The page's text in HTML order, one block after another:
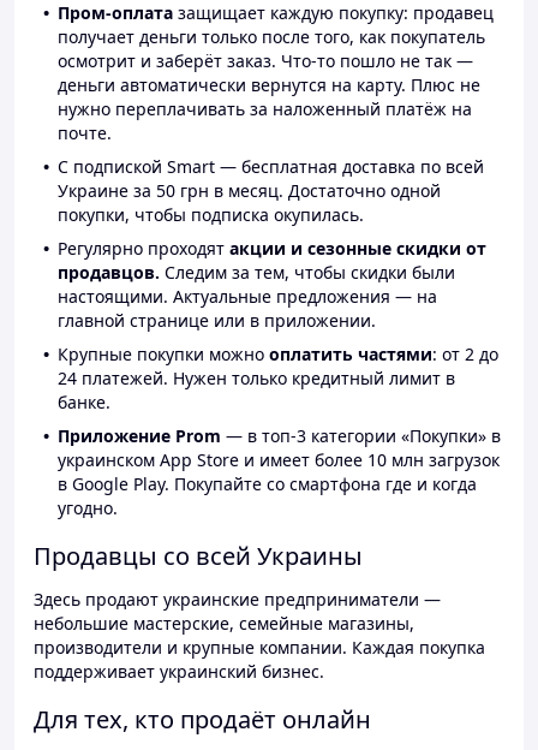
Пром-оплата защищает каждую покупку: продавец
получает деньги только после того, как покупатель
осмотрит и заберёт заказ. Что-то пошло не так —
деньги автоматически вернутся на карту. Плюс не
нужно переплачивать за наложенный платёж на
почте.
С подпиской Smart — бесплатная доставка по всей
Украине за 50 грн в месяц. Достаточно одной
покупки, чтобы подписка окупилась.
Регулярно проходят акции и сезонные скидки от
продавцов. Следим за тем, чтобы скидки были
настоящими. Актуальные предложения — на
главной странице или в приложении.
Крупные покупки можно оплатить частями: от 2 до
24 платежей. Нужен только кредитный лимит в
банке.
Приложение Prom — в топ-3 категории «Покупки» в
украинском App Store и имеет более 10 млн загрузок
в Google Play. Покупайте со смартфона где и когда
угодно.
Продавцы со всей Украины
Здесь продают украинские предприниматели —
небольшие мастерские, семейные магазины,
производители и крупные компании. Каждая покупка
поддерживает украинский бизнес.
Для тех, кто продаёт онлайн